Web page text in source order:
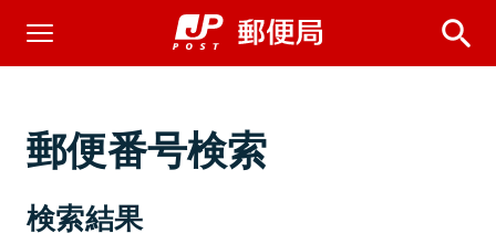
郵便番号検索
検索結果